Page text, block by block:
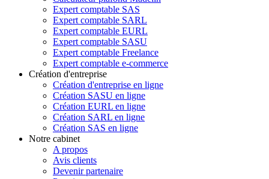
Expert comptable SAS
Expert comptable SARL
Expert comptable EURL
Expert comptable SASU
Expert comptable Freelance
Expert comptable e-commerce
Création d'entreprise
Création d'entreprise en ligne
Création SASU en ligne
Création EURL en ligne
Création SARL en ligne
Création SAS en ligne
Notre cabinet
A propos
Avis clients
Devenir partenaire